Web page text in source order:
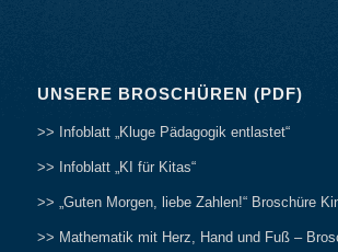
UNSERE BROSCHÜREN (PDF)
>> Infoblatt „Kluge Pädagogik entlastet“
>> Infoblatt „KI für Kitas“
>> „Guten Morgen, liebe Zahlen!“ Broschüre
>> Mathematik mit Herz, Hand und Fuß –